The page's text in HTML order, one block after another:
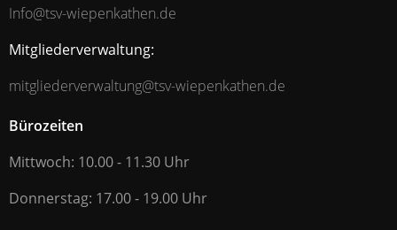
Bürozeiten
Mittwoch: 10.00 - 11.30 Uhr
Donnerstag: 17.00 - 19.00 Uhr
Info@tsv-wiepenkathen.de
Mitgliederverwaltung:
mitgliederverwaltung@tsv-wiepenkathen.de